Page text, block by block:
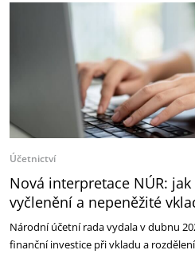
Účetnictví
Nová interpretace NÚR:
vyčlenění a nepeněžité
Národní účetní rada vydala v dubnu
finanční investice při vkladu a